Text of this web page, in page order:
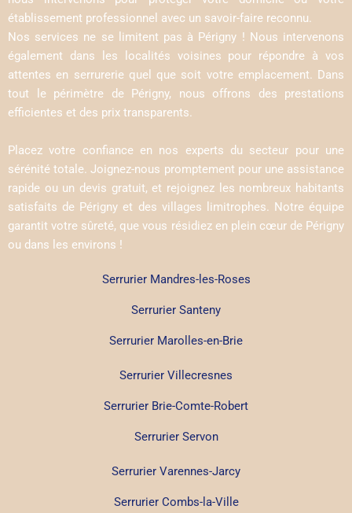
établissement professionnel avec un savoir-faire reconnu.
Nos services ne se limitent pas à Périgny ! Nous intervenons
également dans les localités voisines pour répondre à vos
attentes en serrurerie quel que soit votre emplacement. Dans
tout le périmètre de Périgny, nous offrons des prestations
efficientes et des prix transparents.
Placez votre confiance en nos experts du secteur pour une
sérénité totale. Joignez-nous promptement pour une assistance
rapide ou un devis gratuit, et rejoignez les nombreux habitants
satisfaits de Périgny et des villages limitrophes. Notre équipe
garantit votre sûreté, que vous résidiez en plein cœur de Périgny
ou dans les environs !
Serrurier Mandres-les-Roses
Serrurier Santeny
Serrurier Marolles-en-Brie
Serrurier Villecresnes
Serrurier Brie-Comte-Robert
Serrurier Servon
Serrurier Varennes-Jarcy
Serrurier Combs-la-Ville